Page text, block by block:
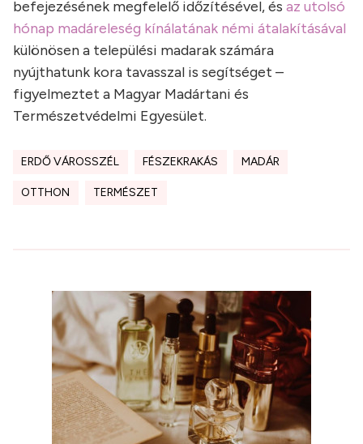
befejezésének megfelelő időzítésével, és az utolsó
hónap madáreleség kínálatának némi átalakításával
különösen a települési madarak számára
nyújthatunk kora tavasszal is segítséget –
figyelmeztet a Magyar Madártani és
Természetvédelmi Egyesület.
ERDŐ VÁROSSZÉL FÉSZEKRAKÁS MADÁR
OTTHON TERMÉSZET